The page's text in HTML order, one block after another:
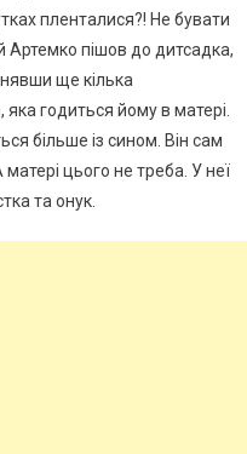
пленталися?! Не бувати
пішов до дитсадка,
ще кілька
годиться йому в матері.
більше із сином. Він сам
цього не треба. У неї
та онук.